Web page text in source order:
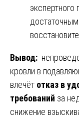
Вывод:
кровли в
влечёт отказ в
требований за
снижение